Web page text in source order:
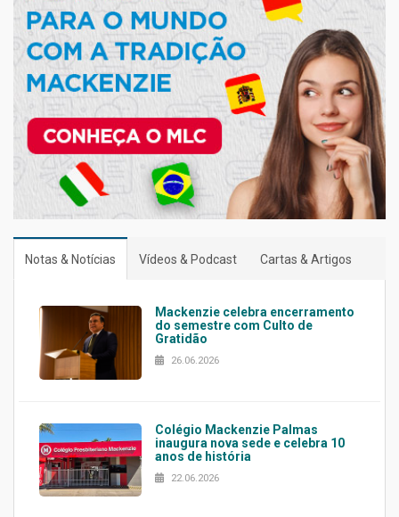
Notas & Notícias Vídeos & Podcast Cartas & Artigos
Mackenzie celebra encerramento
do semestre com Culto de
Gratidão
26.06.2026
Colégio Mackenzie Palmas
inaugura nova sede e celebra 10
anos de história
22.06.2026